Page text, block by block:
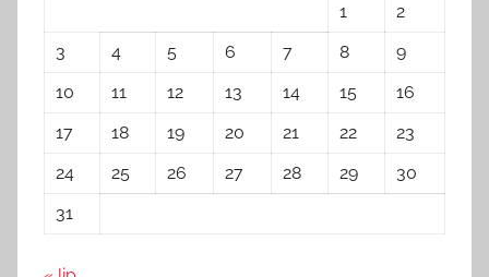
1
2
3
4 5 6 7 8
9
10
11 12 13 14 15
16
17
18 19 20 21 22
23
24
25 26 27 28 29
30
31